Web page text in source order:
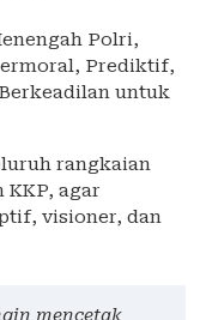
Polri,
Prediktif,
untuk
rangkaian
agar
visioner, dan
mencetak